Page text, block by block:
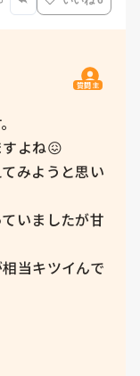
質問主
よね😖
みようと思い
いましたが甘
当キツイんで